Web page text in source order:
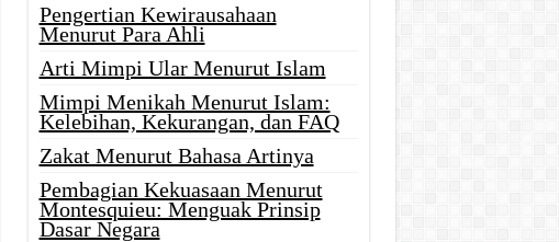
Pengertian Kewirausahaan
Menurut Para Ahli
Arti Mimpi Ular Menurut Islam
Mimpi Menikah Menurut Islam:
Kelebihan, Kekurangan, dan FAQ
Zakat Menurut Bahasa Artinya
Pembagian Kekuasaan Menurut
Montesquieu: Menguak Prinsip
Dasar Negara